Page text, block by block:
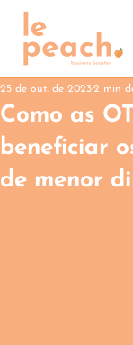
Como as
beneficiar
de menor
25 de out. de 20232 min